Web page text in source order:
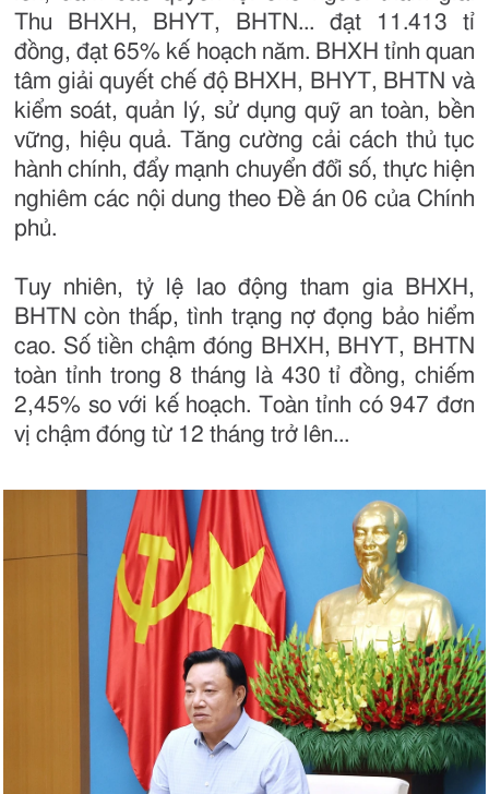
Thu BHXH, BHYT, BHTN... đạt 11.413 tỉ
đồng, đạt 65% kế hoạch năm. BHXH tỉnh quan
tâm giải quyết chế độ BHXH, BHYT, BHTN và
kiểm soát, quản lý, sử dụng quỹ an toàn, bền
vững, hiệu quả. Tăng cường cải cách thủ tục
hành chính, đẩy mạnh chuyển đổi số, thực hiện
nghiêm các nội dung theo Đề án 06 của Chính
phủ.
Tuy nhiên, tỷ lệ lao động tham gia BHXH,
BHTN còn thấp, tình trạng nợ đọng bảo hiểm
cao. Số tiền chậm đóng BHXH, BHYT, BHTN
toàn tỉnh trong 8 tháng là 430 tỉ đồng, chiếm
2,45% so với kế hoạch. Toàn tỉnh có 947 đơn
vị chậm đóng từ 12 tháng trở lên...